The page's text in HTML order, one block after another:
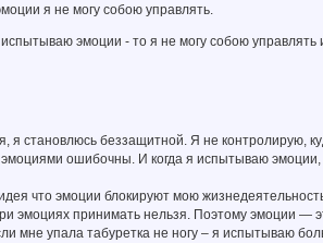
я не могу собою управлять.
эмоции - то я не могу собою управлять
я становлюсь беззащитной. Я не контролирую,
ошибочны. И когда я испытываю эмоции,
что эмоции блокируют мою
эмоциях принимать нельзя. Поэтому эмоции —
мне упала табуретка не ногу – я испытываю